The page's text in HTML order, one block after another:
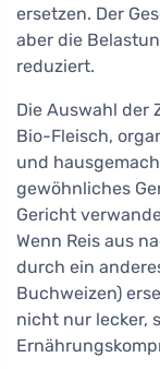
ersetzen. Der
aber die
reduziert.
Die Auswahl der
Bio-Fleisch,
und
gewöhnliches
Gericht
Wenn Reis aus
durch ein
Buchweizen)
nicht nur lecker,